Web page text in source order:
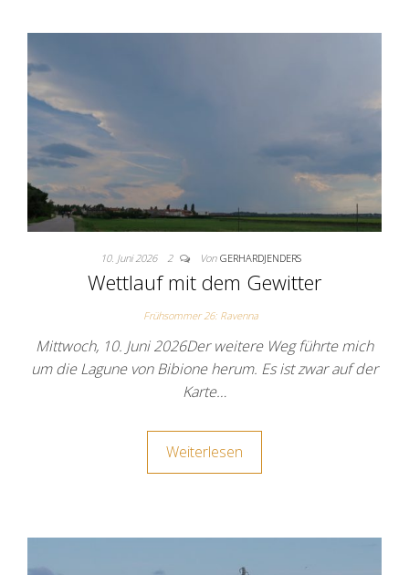
10. Juni 2026 2 Von GERHARDJENDERS
Wettlauf mit dem Gewitter
Frühsommer 26: Ravenna
Mittwoch, 10. Juni 2026Der weitere Weg führte mich
um die Lagune von Bibione herum. Es ist zwar auf der
Karte…
Weiterlesen